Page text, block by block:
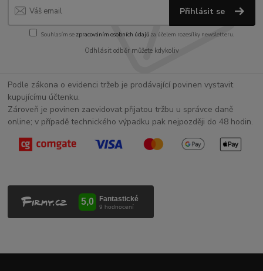
Přihlásit se
Souhlasím se zpracováním osobních údajůza účelem rozesílky newsletteru.
Odhlásit odběr můžete kdykoliv
Podle zákona o evidenci tržeb je prodávající povinen vystavit
kupujícímu účtenku.
Zároveň je povinen zaevidovat přijatou tržbu u správce daně
online; v případě technického výpadku pak nejpozději do 48 hodin.